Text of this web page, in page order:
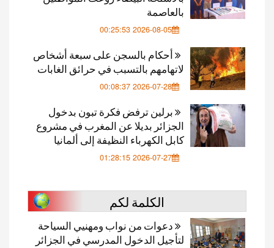
بالعاصمة
2026-08-05 00:25:53
أحكام بالسجن على سبعة أشخاص
لاتهامهم بالتسبب في حرائق الغابات
2026-07-28 00:08:37
برلين ترفض فكرة تبون بدخول
الجزائر بديلا عن المغرب في مشروع
كابل الكهرباء النظيفة إلى ألمانيا
2026-07-27 01:28:15
الكلمة لكم
دعوات من نواب ومهنيي السياحة
لتأجيل الدخول المدرسي في الجزائر